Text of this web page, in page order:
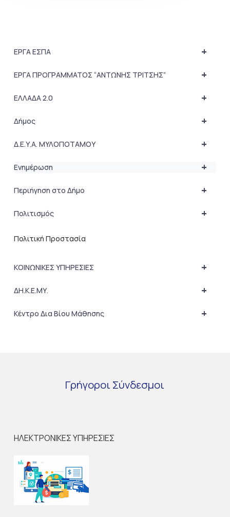
+
ΕΡΓΑ ΕΣΠΑ
+
ΕΡΓΑ ΠΡΟΓΡΑΜΜΑΤΟΣ “ΑΝΤΩΝΗΣ ΤΡΙΤΣΗΣ”
+
ΕΛΛΑΔΑ 2.0
+
Δήμος
+
Δ.Ε.Υ.Α. ΜΥΛΟΠΟΤΑΜΟΥ
+
Ενημέρωση
+
Περιήγηση στο Δήμο
+
Πολιτισμός
Πολιτική Προστασία
+
ΚΟΙΝΩΝΙΚΕΣ ΥΠΗΡΕΣΙΕΣ
+
ΔΗ.Κ.Ε.ΜΥ.
+
Κέντρο Δια Βίου Μάθησης
Γρήγοροι Σύνδεσμοι
ΗΛΕΚΤΡΟΝΙΚΕΣ ΥΠΗΡΕΣΙΕΣ